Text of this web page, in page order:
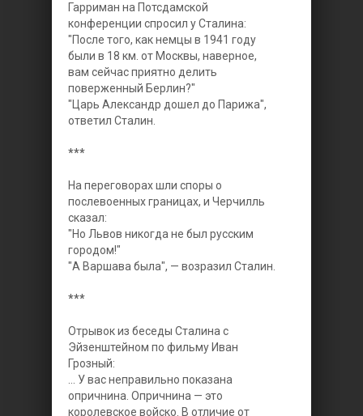
Гарриман на Потсдамской
конференции спросил у Сталина:
"После того, как немцы в 1941 году
были в 18 км. от Москвы, наверное,
вам сейчас приятно делить
поверженный Берлин?"
"Царь Александр дошел до Парижа",
ответил Сталин.
***
На переговорах шли споры о
послевоенных границах, и Черчилль
сказал:
"Но Львов никогда не был русским
городом!"
"А Варшава была", — возразил Сталин.
***
Отрывок из беседы Сталина с
Эйзенштейном по фильму Иван
Грозный:
... У вас неправильно показана
опричнина. Опричнина — это
королевское войско. В отличие от